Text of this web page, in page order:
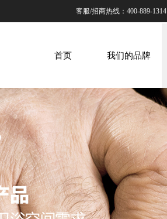
客服/招商热线：400-889-1314
首页 我们的品牌